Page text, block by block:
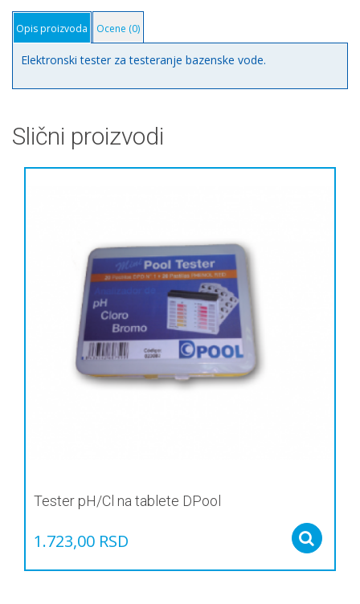
Opis proizvoda Ocene (0)
Elektronski tester za testeranje bazenske vode.
Slični proizvodi
Tester pH/Cl na tablete DPool
1.723,00 RSD